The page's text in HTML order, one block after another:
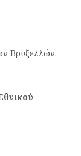
Βρυξελλών.